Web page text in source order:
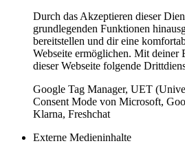
Durch das Akzeptieren dieser
grundlegenden Funktionen
bereitstellen und dir eine
Webseite ermöglichen. Mit
dieser Webseite folgende
Google Tag Manager, UET
Consent Mode von Microsoft,
Klarna, Freshchat
Externe Medieninhalte